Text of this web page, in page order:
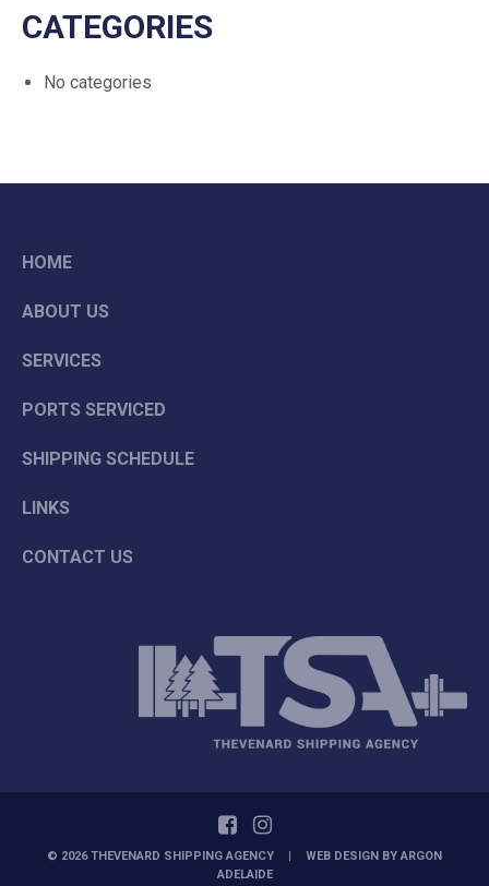
CATEGORIES
No categories
HOME
ABOUT US
SERVICES
PORTS SERVICED
SHIPPING SCHEDULE
LINKS
CONTACT US
© 2026 THEVENARD SHIPPING AGENCY WEB DESIGN BYARGON
ADELAIDE